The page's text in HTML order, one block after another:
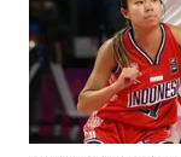
WAHANA
SELEB
WAHANA
PERSONA